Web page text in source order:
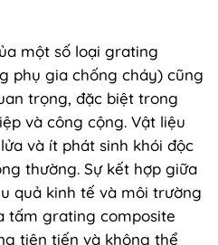
một số loại grating
phụ gia chống cháy) cũng
trọng, đặc biệt trong
và công cộng. Vật liệu
và ít phát sinh khói độc
thường. Sự kết hợp giữa
quả kinh tế và môi trường
tấm grating composite
tiên tiến và không thể